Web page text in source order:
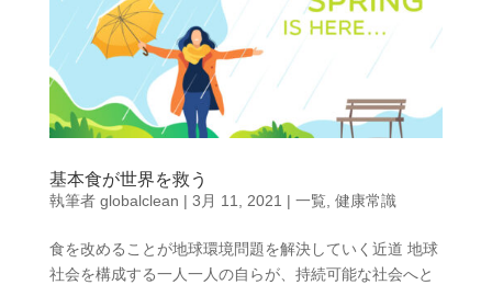
基本食が世界を救う
執筆者 globalclean | 3月 11, 2021 | 一覧, 健康常識
食を改めることが地球環境問題を解決していく近道 地球
社会を構成する一人一人の自らが、持続可能な社会へと